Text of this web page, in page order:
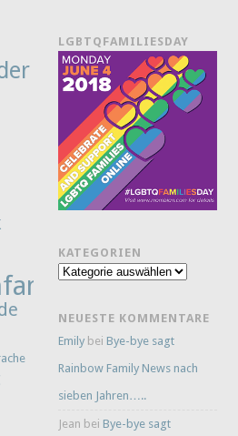
LGBTQFAMILIESDAY
KATEGORIEN
Kategorien
NEUESTE KOMMENTARE
Emily bei Bye-bye sagt
Rainbow Family News nach
sieben Jahren…..
Jean bei Bye-bye sagt